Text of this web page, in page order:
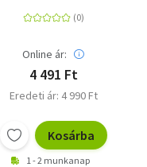
Online ár:
4 491 Ft
Eredeti ár: 4 990 Ft
Kosárba
1 - 2 munkanap